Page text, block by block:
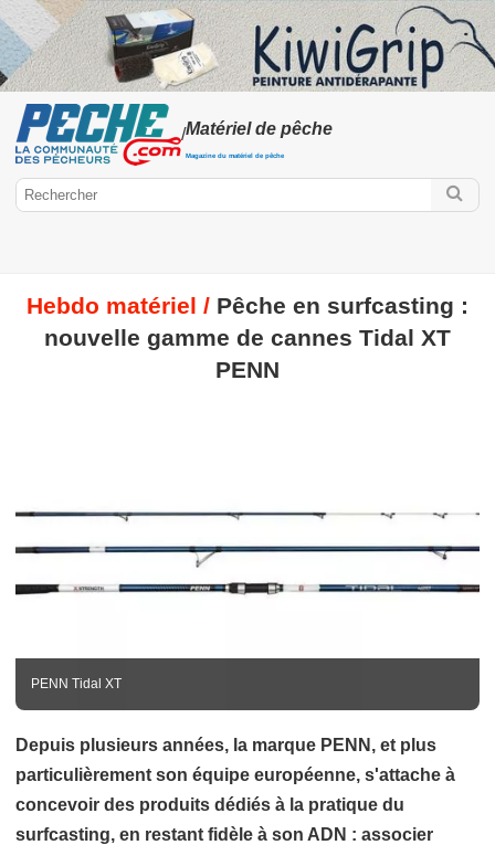
/Matériel de pêche
Magazine du matériel de pêche
Cannes à pêche
Accessoire Montage de pêche
Hebdo matériel / Pêche en surfcasting :
nouvelle gamme de cannes Tidal XT
PENN
PENN Tidal XT
Depuis plusieurs années, la marque PENN, et plus
particulièrement son équipe européenne, s'attache à
concevoir des produits dédiés à la pratique du
surfcasting, en restant fidèle à son ADN : associer